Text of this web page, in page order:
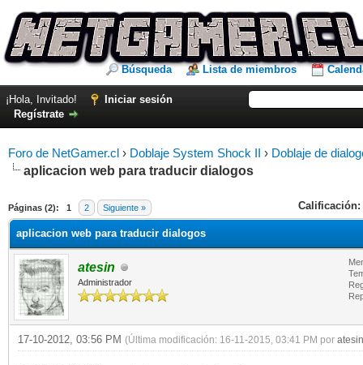
Búsqueda Lista de miembros
¡Hola, Invitado!
Iniciar sesión
Regístrate
Foro de NetGamer.cl › Doblaje System Shock II › Doblaje de
aplicacion web para traducir dialogos
Páginas (2): 1 2 Siguiente » Calificación:
aplicacion web para traducir dialogos
atesin
Administrador
17-10-2012, 03:56 PM (Última modificación: 16-11-2015, 03:41 PM por atesin